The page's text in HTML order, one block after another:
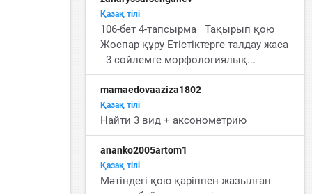
Қазақ тiлi
106-бет 4-тапсырма Тақырып қою
Жоспар құру Етістіктерге талдау жаса
3 сөйлемге морфологиялық...
mamaedovaaziza1802
Қазақ тiлi
Найти 3 вид + аксонометрию
ananko2005artom1
Қазақ тiлi
Мәтіндегі қою қаріппен жазылған